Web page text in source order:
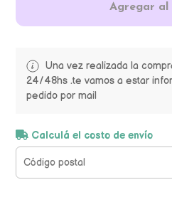
Agregar al
Una vez realizada la
24/48hs .te vamos a estar
pedido por mail
Calculá el costo de envío